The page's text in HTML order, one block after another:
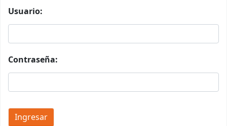
Usuario:
Contraseña: